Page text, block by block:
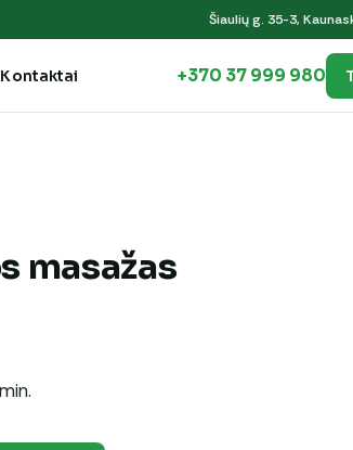
Šiaulių g. 35-3, Kaunas
Kontaktai +370 37 999 980
masažas